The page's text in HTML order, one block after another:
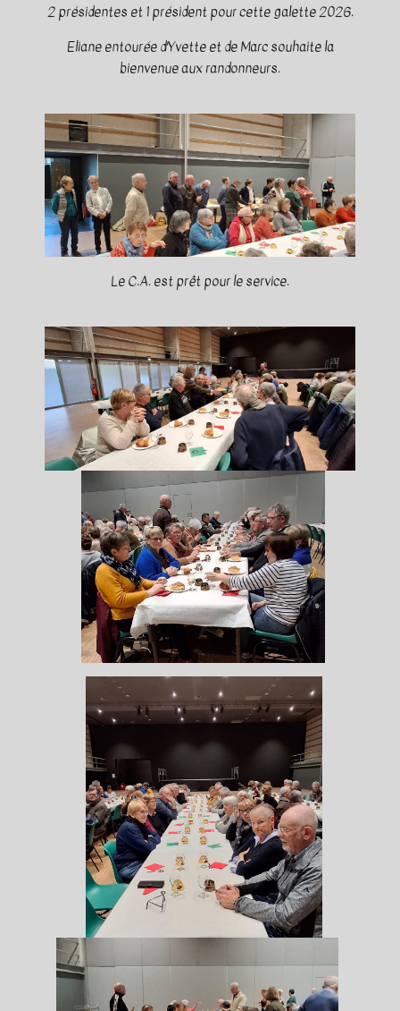
2 présidentes et 1 président pour cette galette 2026.
Eliane entourée d'Yvette et de Marc souhaite la
bienvenue aux randonneurs.
Le C.A. est prêt pour le service.